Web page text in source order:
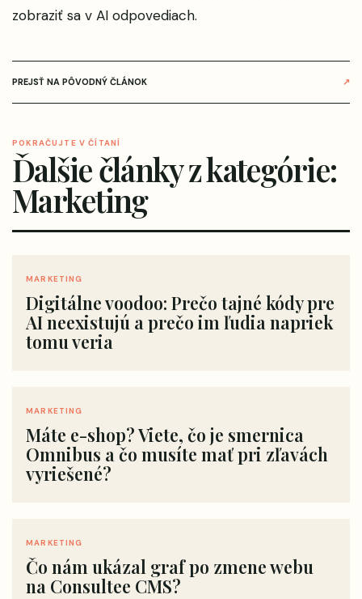
zobraziť sa v AI odpovediach.
PREJSŤ NA PÔVODNÝ ČLÁNOK ↗
POKRAČUJTE V ČÍTANÍ
Ďalšie články z kategórie:
Marketing
MARKETING
Digitálne voodoo: Prečo tajné kódy pre
AI neexistujú a prečo im ľudia napriek
tomu veria
MARKETING
Máte e-shop? Viete, čo je smernica
Omnibus a čo musíte mať pri zľavách
vyriešené?
MARKETING
Čo nám ukázal graf po zmene webu
na Consultee CMS?